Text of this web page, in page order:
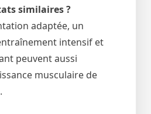
similaires ?
adaptée, un
intensif et
peuvent aussi
musculaire de